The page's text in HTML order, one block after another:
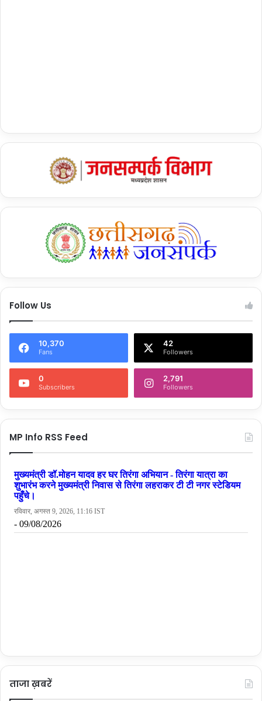
Follow Us
10,370
Fans
42
Followers
0
Subscribers
2,791
Followers
MP Info RSS Feed
ताजा ख़बरें